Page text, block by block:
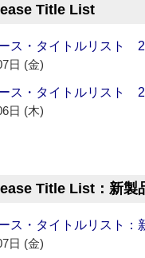
Title List
ス・タイトルリスト
日 (金)
ス・タイトルリスト
日 (木)
Title List：新製
ス・タイトルリスト
日 (金)